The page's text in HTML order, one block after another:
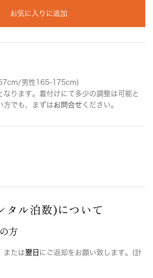
お気に入りに追加
男性165-175cm)
ります。着付けにて多少の調整は可能と
方でも、まずはお問合せ ください。
タル泊数)について
方
または翌日 にご返却をお願い致します。(計